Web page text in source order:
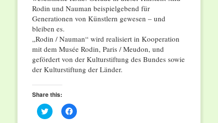
Rodin und Nauman beispielgebend für
Generationen von Künstlern gewesen – und
bleiben es.
„Rodin / Nauman“ wird realisiert in Kooperation
mit dem Musée Rodin, Paris / Meudon, und
gefördert von der Kulturstiftung des Bundes sowie
der Kulturstiftung der Länder.
Share this:
Click
to
Click
to